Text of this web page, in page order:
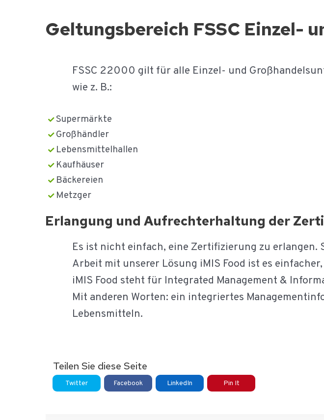
Geltungsbereich FSSC Einzel-
FSSC 22000 gilt für alle Einzel- und
wie z. B.:
Supermärkte
Großhändler
Lebensmittelhallen
Kaufhäuser
Bäckereien
Metzger
Erlangung und Aufrechterhaltung der
Es ist nicht einfach, eine Zertifizierung zu
Arbeit mit unserer Lösung iMIS Food ist es
iMIS Food steht für Integrated Management &
Mit anderen Worten: ein integriertes
Lebensmitteln.
Teilen Sie diese Seite
Twitter Facebook LinkedIn Pin It